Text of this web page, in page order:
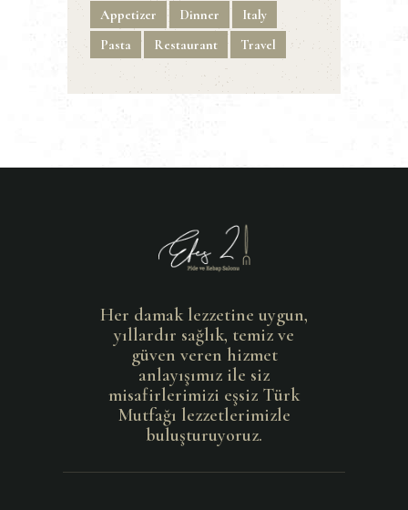
Appetizer Dinner
Italy
Pasta
Restaurant Travel
Her damak lezzetine uygun,
yıllardır sağlık, temiz ve
güven veren hizmet
anlayışımız ile siz
misafirlerimizi eşsiz Türk
Mutfağı lezzetlerimizle
buluşturuyoruz.